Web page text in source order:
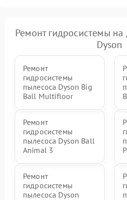
Ремонт гидросистемы на
Dyson
Ремонт
гидросистемы
пылесоса Dyson Big
Ball Multifloor
Ремонт
гидросистемы
пылесоса Dyson Ball
Animal 3
Ремонт
гидросистемы
пылесоса Dyson